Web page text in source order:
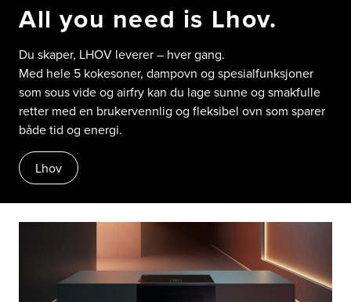
All you need is Lhov.
Du skaper, LHOV leverer – hver gang.
Med hele 5 kokesoner, dampovn og spesialfunksjoner
som sous vide og airfry kan du lage sunne og smakfulle
retter med en brukervennlig og fleksibel ovn som sparer
både tid og energi.
Lhov